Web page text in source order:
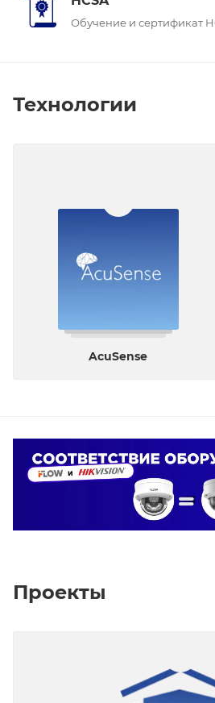
Обучение и сертификат
Технологии
AcuSense
Проекты